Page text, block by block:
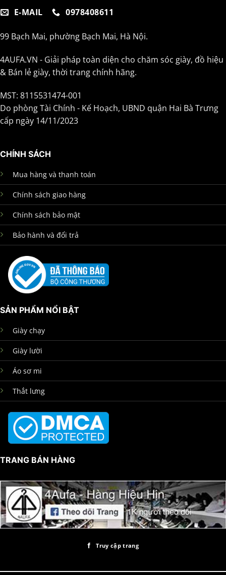
E-MAIL 0978408611
99 Bạch Mai, phường Bạch Mai, Hà Nội.
4AUFA.VN - Giải pháp toàn diện cho chăm sóc giày, đồ hiệu
& Bán lẻ giày, thời trang chính hãng.
MST: 8115531474-001
Do phòng Tài Chính - Kế Hoạch, UBND quận Hai Bà Trưng
cấp ngày 14/11/2023
CHÍNH SÁCH
Mua hàng và thanh toán
Chính sách giao hàng
Chính sách bảo mật
Bảo hành và đổi trả
SẢN PHẨM NỔI BẬT
Giày chạy
Giày lười
Áo sơ mi
Thắt lưng
TRANG BÁN HÀNG
Truy cập trang